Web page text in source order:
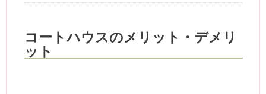
コートハウスのメリット・デメリ
ット